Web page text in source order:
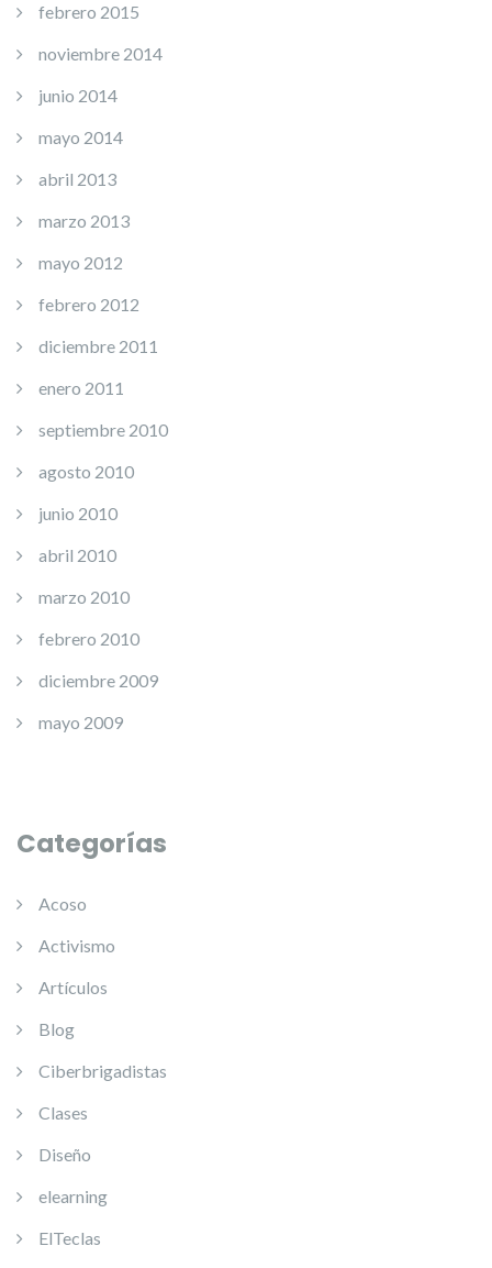
febrero 2015
noviembre 2014
junio 2014
mayo 2014
abril 2013
marzo 2013
mayo 2012
febrero 2012
diciembre 2011
enero 2011
septiembre 2010
agosto 2010
junio 2010
abril 2010
marzo 2010
febrero 2010
diciembre 2009
mayo 2009
Categorías
Acoso
Activismo
Artículos
Blog
Ciberbrigadistas
Clases
Diseño
elearning
ElTeclas